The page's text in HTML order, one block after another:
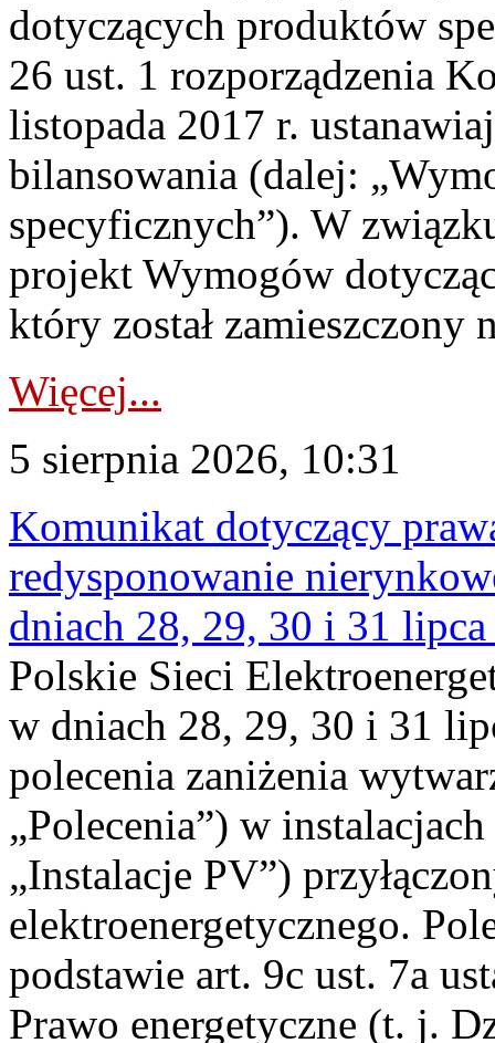
dotyczących produktów
26 ust. 1 rozporządzenia
listopada 2017 r.
bilansowania (dalej:
specyficznych”). W
projekt Wymogów
który został zamieszczony
Więcej...
5 sierpnia 2026, 10:31
Komunikat dotyczący
redysponowanie
dniach 28, 29, 30 i 31
Polskie Sieci
w dniach 28, 29, 30 i 31
polecenia zaniżenia
„Polecenia”) w
„Instalacje PV”)
elektroenergetycznego.
podstawie art. 9c ust. 7a
Prawo energetyczne (t. j.